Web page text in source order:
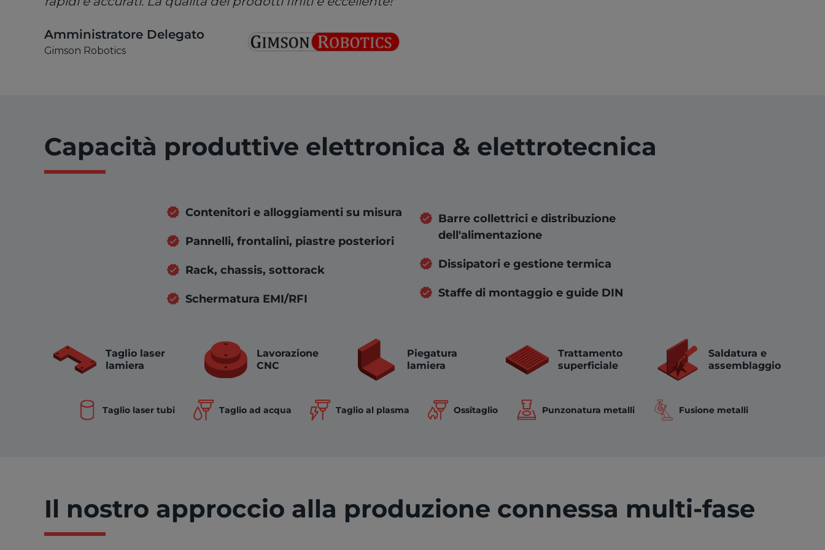
Amministratore Delegato
Gimson Robotics
Capacità produttive elettronica & elettrotecnica
Contenitori e alloggiamenti su misura
Pannelli, frontalini, piastre posteriori
Rack, chassis, sottorack
Schermatura EMI/RFI
Barre collettrici e distribuzione
dell'alimentazione
Dissipatori e gestione termica
Staffe di montaggio e guide DIN
Taglio laser
lamiera
Lavorazione
CNC
Piegatura
lamiera
Trattamento
superficiale
Saldatura e
assemblaggio
Taglio laser tubi Taglio ad acqua Taglio al plasma Ossitaglio Punzonatura metalli Fusione metalli
Il nostro approccio alla produzione connessa multi-fase